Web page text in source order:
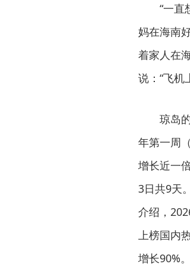
“一直
妈在海南
着家人在
说：“飞机
琼岛
年第一周
增长近一
3日共9天
介绍，
上榜国内
增长90%。